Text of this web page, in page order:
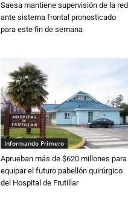
Saesa mantiene supervisión de la red
ante sistema frontal pronosticado
para este fin de semana
Informando Primero
Aprueban más de $620 millones para
equipar el futuro pabellón quirúrgico
del Hospital de Frutillar